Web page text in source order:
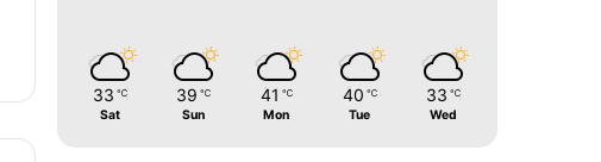
33 ℃
Sat
39 ℃
Sun
41 ℃
Mon
40 ℃
Tue
33 ℃
Wed